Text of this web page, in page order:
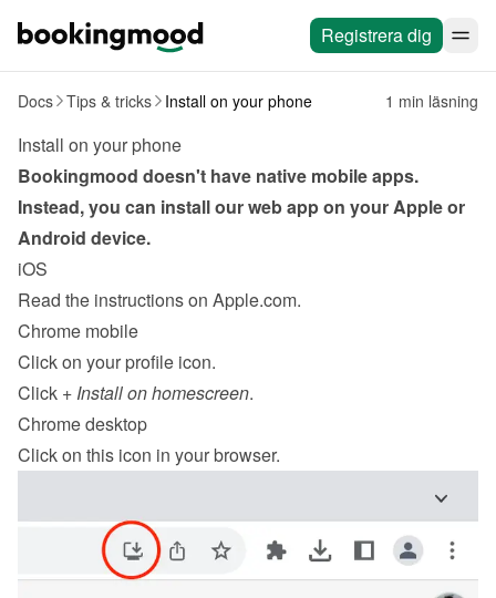
Registrera dig
Docs Tips & tricks Install on your phone 1 min läsning
Install on your phone
Bookingmood doesn't have native mobile apps.
Instead, you can install our web app on your Apple or
Android device.
iOS
Read the instructions on Apple.com.
Chrome mobile
Click on your profile icon.
Click + Install on homescreen.
Chrome desktop
Click on this icon in your browser.